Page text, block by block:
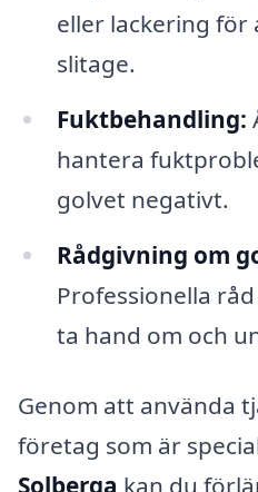
eller lackering för
slitage.
Fuktbehandling:
hantera
golvet negativt.
Rådgivning om
Professionella
ta hand om och
Genom att använda
företag som är
Solberga kan du